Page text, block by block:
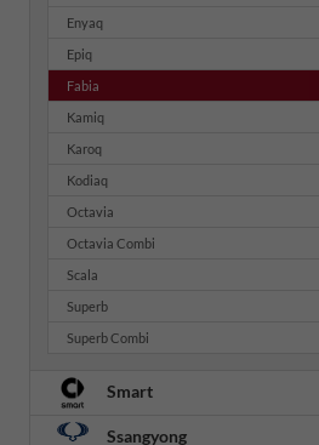
Enyaq
Epiq
Fabia
Kamiq
Karoq
Kodiaq
Octavia
Octavia Combi
Scala
Superb
Superb Combi
Smart
Ssangyong